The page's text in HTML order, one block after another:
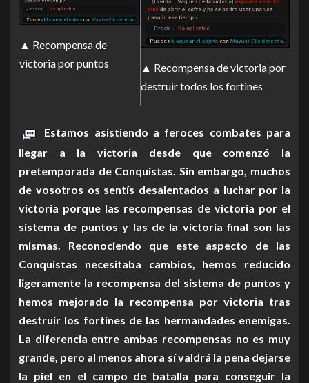
▲ Recompensa de
victoria por puntos
▲ Recompensa de victoria por
destruir todos los fortines
Estamos asistiendo a feroces combates para
llegar a la victoria desde que comenzó la
pretemporada de Conquistas. Sin embargo, muchos
de vosotros os sentís desalentados a luchar por la
victoria porque las recompensas de victoria por el
sistema de puntos y las de la victoria final son las
mismas. Reconociendo que este aspecto de las
Conquistas necesitaba cambios, hemos reducido
ligeramente la recompensa del sistema de puntos y
hemos mejorado la recompensa por victoria tras
destruir los fortines de las hermandades enemigas.
La diferencia entre ambas recompensas no es muy
grande, pero al menos ahora sí valdrá la pena dejarse
la piel en el campo de batalla para conseguir la